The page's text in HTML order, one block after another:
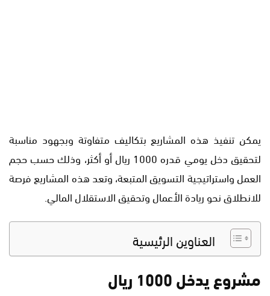
يمكن تنفيذ هذه المشاريع بتكاليف متفاوتة وبجهود مناسبة
لتحقيق دخل يومي قدره 1000 ريال أو أكثر، وذلك حسب حجم
العمل واستراتيجية التسويق المتبعة، وتعد هذه المشاريع فرصة
للانطلاق نحو ريادة الأعمال وتحقيق الاستقلال المالي.
العناوين الرئيسية
مشروع يدخل 1000 ريال